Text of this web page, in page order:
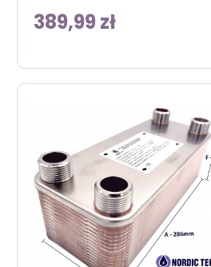
389,99 zł